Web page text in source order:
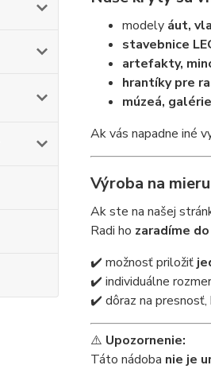
modely áut,
stavebnice
artefakty,
hrantíky pre
múzeá,
Ak vás napadne iné
Výroba na mieru
Ak ste na našej
Radi ho zaradíme
✔️ možnosť priložiť
✔️ individuálne
✔️ dôraz na presnosť,
⚠️ Upozornenie:
Táto nádoba nie je